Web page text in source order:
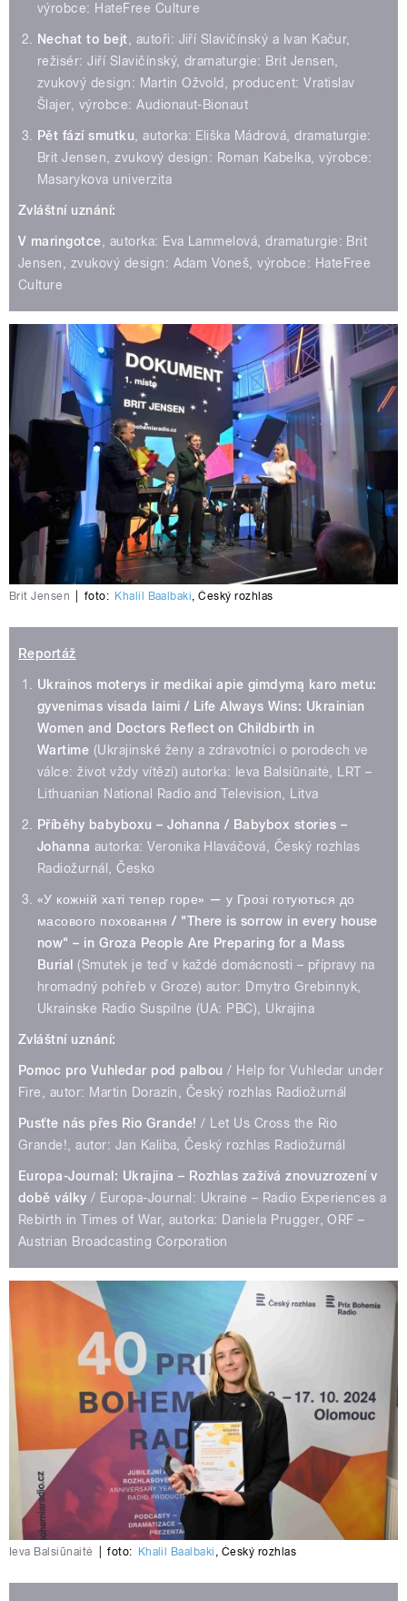
výrobce: HateFree Culture
Nechat to bejt, autoři: Jiří Slavičínský a Ivan Kačur,
režisér: Jiří Slavičínský, dramaturgie: Brit Jensen,
zvukový design: Martin Ožvold, producent: Vratislav
Šlajer, výrobce: Audionaut-Bionaut
Pět fází smutku, autorka: Eliška Mádrová, dramaturgie:
Brit Jensen, zvukový design: Roman Kabelka, výrobce:
Masarykova univerzita
Zvláštní uznání:
V maringotce, autorka: Eva Lammelová, dramaturgie: Brit
Jensen, zvukový design: Adam Voneš, výrobce: HateFree
Culture
Brit Jensen foto: Khalil Baalbaki,Český rozhlas
Reportáž
Ukrainos moterys ir medikai apie gimdymą karo metu:
gyvenimas visada laimi / Life Always Wins: Ukrainian
Women and Doctors Reflect on Childbirth in
Wartime (Ukrajinské ženy a zdravotníci o porodech ve
válce: život vždy vítězí) autorka: Ieva Balsiūnaitė, LRT –
Lithuanian National Radio and Television, Litva
Příběhy babyboxu – Johanna / Babybox stories –
Johanna autorka: Veronika Hlaváčová, Český rozhlas
Radiožurnál, Česko
«У кожній хаті тепер горе» — у Грозі готуються до
масового поховання / "There is sorrow in every house
now" – in Groza People Are Preparing for a Mass
Burial
(Smutek je teď v každé domácnosti – přípravy na
hromadný pohřeb v Groze) autor: Dmytro Grebinnyk,
Ukrainske Radio Suspilne (UA: PBC), Ukrajina
Zvláštní uznání:
Pomoc pro Vuhledar pod palbou/ Help for Vuhledar under
Fire, autor: Martin Dorazín, Český rozhlas Radiožurnál
Pusťte nás přes Rio Grande!/ Let Us Cross the Rio
Grande!, autor: Jan Kaliba, Český rozhlas Radiožurnál
Europa-Journal: Ukrajina – Rozhlas zažívá znovuzrození v
době války/ Europa-Journal: Ukraine – Radio Experiences a
Rebirth in Times of War, autorka: Daniela Prugger, ORF –
Austrian Broadcasting Corporation
Ieva Balsiūnaitė foto: Khalil Baalbaki , Český rozhlas